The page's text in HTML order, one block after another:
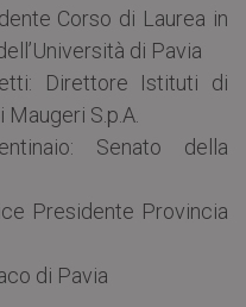
Corso di Laurea in
di Pavia
Direttore Istituti di
S.p.A.
Senato della
Presidente Provincia
di Pavia